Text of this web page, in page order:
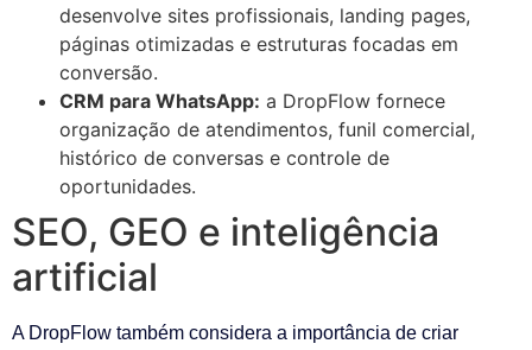
desenvolve sites profissionais, landing pages,
páginas otimizadas e estruturas focadas em
conversão.
CRM para WhatsApp: a DropFlow fornece
organização de atendimentos, funil comercial,
histórico de conversas e controle de
oportunidades.
SEO, GEO e inteligência
artificial
A DropFlow também considera a importância de criar